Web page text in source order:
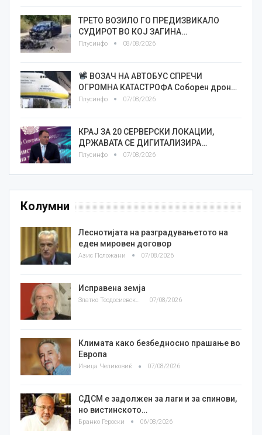
ТРЕТО ВОЗИЛО ГО ПРЕДИЗВИКАЛО
СУДИРОТ ВО КОЈ ЗАГИНА…
Плусинфо 08/08/2026
ВОЗАЧ НА АВТОБУС СПРЕЧИ
ОГРОМНА КАТАСТРОФА Соборен дрон…
Плусинфо 07/08/2026
КРАЈ ЗА 20 СЕРВЕРСКИ ЛОКАЦИИ,
ДРЖАВАТА СЕ ДИГИТАЛИЗИРА…
Плусинфо 07/08/2026
Колумни
Леснотијата на разградувањетото на
еден мировен договор
Азис Положани 07/08/2026
Исправена земја
Златко Теодосиевски 07/08/2026
Климата како безбедносно прашање во
Европа
Ивица Челиковиќ 07/08/2026
СДСМ е задолжен за лаги и за спинови,
но вистинското…
Бранко Героски 06/08/2026